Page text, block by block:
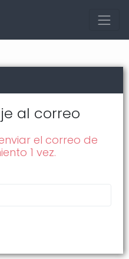
al correo
el correo de
1 vez.